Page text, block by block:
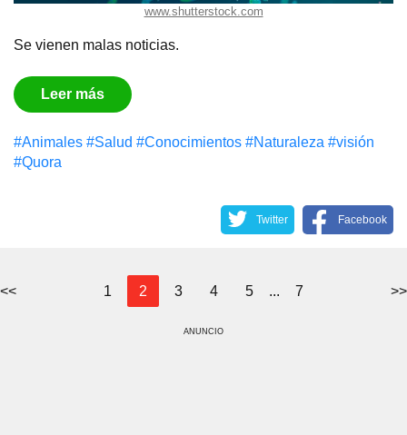
www.shutterstock.com
Se vienen malas noticias.
Leer más
#Animales #Salud #Conocimientos #Naturaleza #visión
#Quora
Twitter Facebook
<< 1 2 3 4 5 ... 7 >>
ANUNCIO